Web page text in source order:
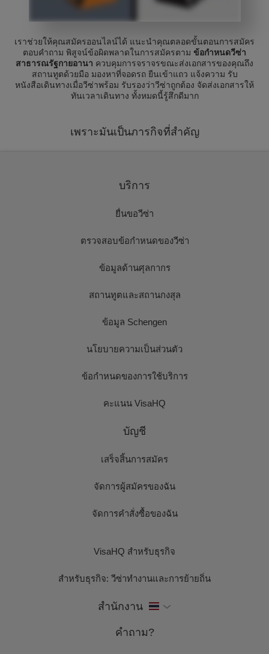
เราช่วยให้คุณสมัครออนไลน์ได้ แนะนำคุณตลอดขั้นตอนการสมัคร
ตอบคำถาม พิสูจน์ข้อผิดพลาดในการสมัครตาม ข้อกำหนดวีซ่า
สาธารณรัฐกายอานา ควบคุมการจราจรขณะส่งเอกสารของคุณถึง
สถานทูตด้วยมือ มองหาที่จอดรถ ยืนเข้าแถว แจ้งความ รับ
หนังสือเดินทางเมื่อวีซ่าพร้อม รับรองว่าวีซ่าถูกต้อง จัดส่งเอกสารให้
ทันเวลาเดินทาง ทั้งหมดนี้รู้สึกดีมาก
เพราะมันเป็นภารกิจที่สำคัญ
บริการ
ยื่นขอวีซ่า
ตรวจสอบข้อกำหนดของวีซ่า
ข้อมูลด้านศุลกากร
สถานทูตและสถานกงสุล
ข้อมูล Schengen
นโยบายความเป็นส่วนตัว
ข้อกำหนดของการใช้บริการ
คะแนน VisaHQ
บัญชี
เสร็จสิ้นการสมัคร
จัดการผู้สมัครของฉัน
จัดการคำสั่งซื้อของฉัน
VisaHQ สำหรับธุรกิจ
สำหรับธุรกิจ: วีซ่าทำงานและการย้ายถิ่น
สำนักงาน
คำถาม?